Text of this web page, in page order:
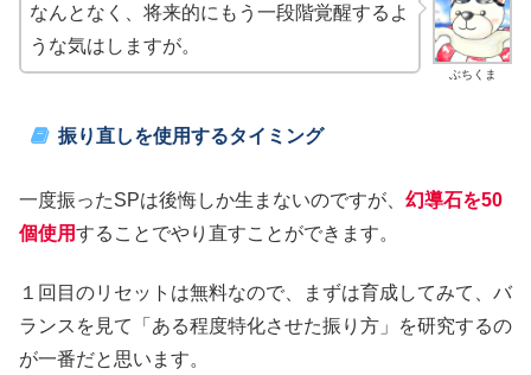
ぶちくま
なんとなく、将来的にもう一段階覚醒するよ
うな気はしますが。
振り直しを使用するタイミング
一度振ったSPは後悔しか生まないのですが、 幻導石を50
個使用することでやり直すことができます。
１回目のリセットは無料なので、まずは育成してみて、バ
ランスを見て「ある程度特化させた振り方」を研究するの
が一番だと思います。